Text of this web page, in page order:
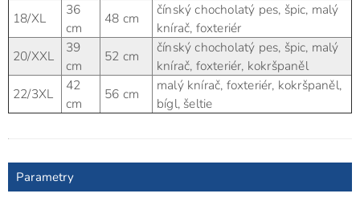
18/XL
36
cm
48 cm
čínský chocholatý pes, špic, malý
knírač, foxteriér
20/XXL
39
cm
52 cm
čínský chocholatý pes, špic, malý
knírač, foxteriér, kokršpaněl
22/3XL
42
cm
56 cm
malý knírač, foxteriér, kokršpaněl,
bígl, šeltie
Parametry